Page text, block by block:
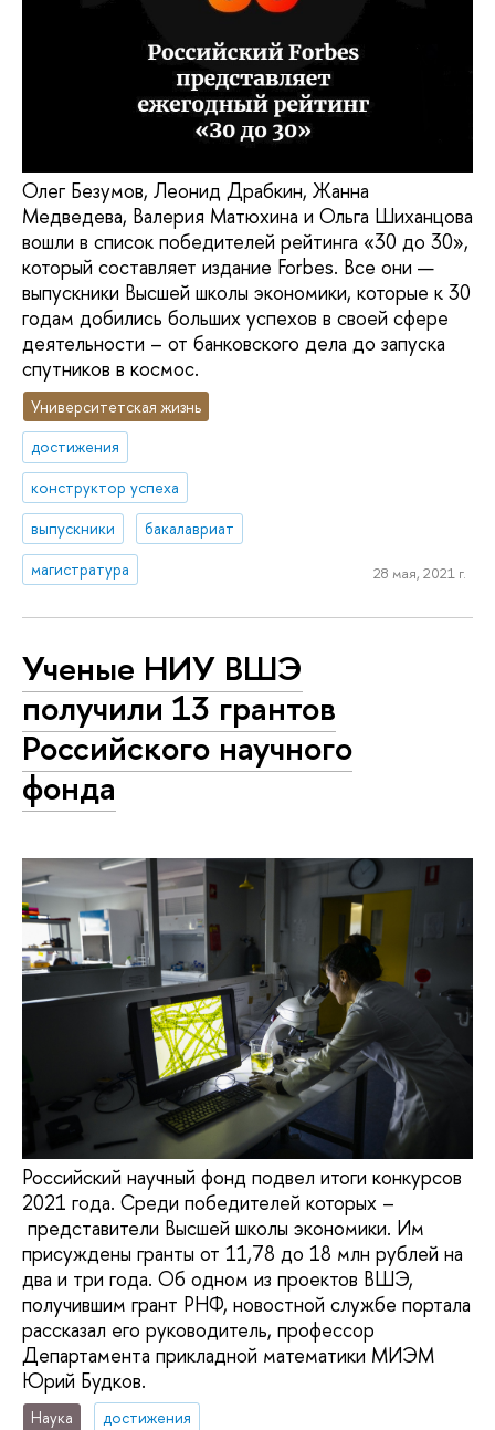
Олег Безумов, Леонид Драбкин, Жанна
Медведева, Валерия Матюхина и Ольга Шиханцова
вошли в список победителей рейтинга «30 до 30»,
который составляет издание Forbes. Все они —
выпускники Высшей школы экономики, которые к 30
годам добились больших успехов в своей сфере
деятельности – от банковского дела до запуска
спутников в космос.
Университетская жизнь
достижения
конструктор успеха
выпускники
бакалавриат
магистратура
28 мая, 2021 г.
Ученые НИУ ВШЭ
получили 13 грантов
Российского научного
фонда
Российский научный фонд подвел итоги конкурсов
2021 года. Среди победителей которых –
представители Высшей школы экономики. Им
присуждены гранты от 11,78 до 18 млн рублей на
два и три года. Об одном из проектов ВШЭ,
получившим грант РНФ, новостной службе портала
рассказал его руководитель, профессор
Департамента прикладной математики МИЭМ
Юрий Будков.
Наука
достижения